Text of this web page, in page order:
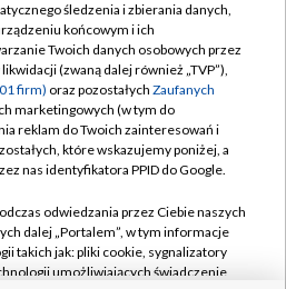
TVP
TVP
prywatności
zgody
Pomoc
Kontakt
śledzenia i zbierania danych,
końcowym i ich
Twoich danych osobowych przez
(zwaną dalej również „TVP”),
firm) oraz pozostałych Zaufanych
marketingowych (w tym do
reklam do Twoich zainteresowań i
które wskazujemy poniżej, a
nas identyfikatora PPID do Google.
odwiedzania przez Ciebie naszych
dalej „Portalem”, w tym informacje
takich jak: pliki cookie, sygnalizatory
umożliwiających świadczenie